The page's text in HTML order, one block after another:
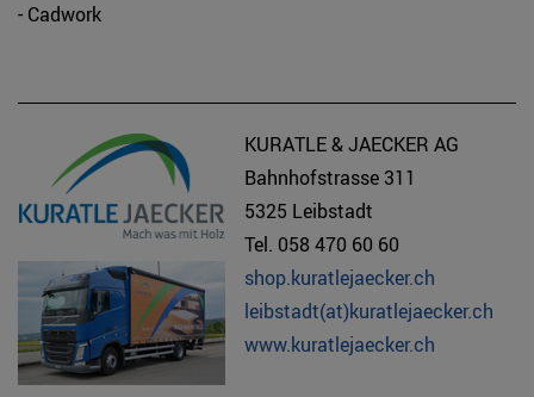
- Cadwork
KURATLE & JAECKER AG
Bahnhofstrasse 311
5325 Leibstadt
Tel. 058 470 60 60
shop.kuratlejaecker.ch
leibstadt(at)kuratlejaecker.ch
www.kuratlejaecker.ch